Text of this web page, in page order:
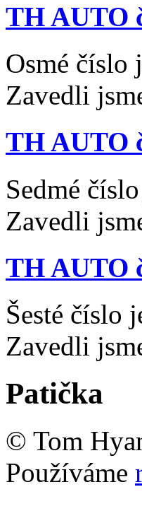
TH AUTO
Osmé číslo
Zavedli
TH AUTO
Sedmé
Zavedli
TH AUTO
Šesté číslo
Zavedli
Patička
© Tom
Používáme